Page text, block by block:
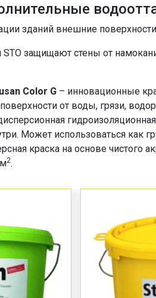
зданий внешние
защищают стены от
Color G – инновационные
от воды, грязи,
Может использоваться как
краска на основе чистого
2.